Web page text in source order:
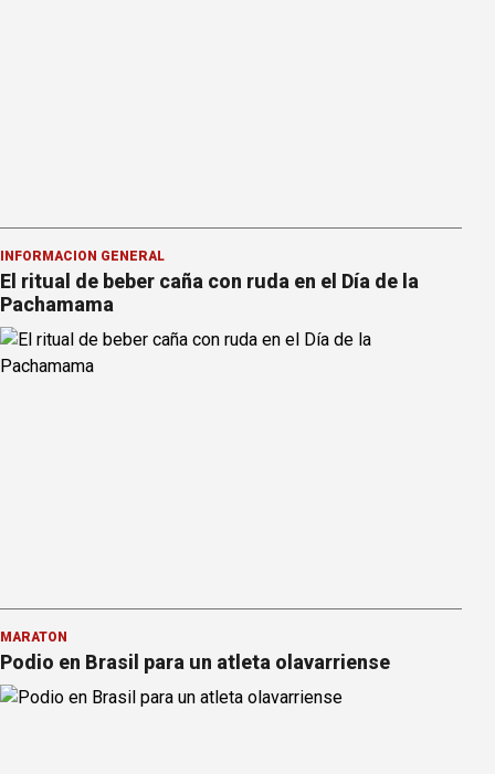
INFORMACION GENERAL
El ritual de beber caña con ruda en el Día de la
Pachamama
MARATÓN
Podio en Brasil para un atleta olavarriense